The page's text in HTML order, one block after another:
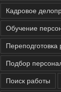
Кадровое
Обучение
Переподготовка
Подбор
Поиск работы